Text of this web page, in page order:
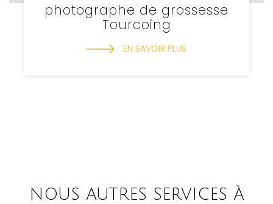
photographe de grossesse
Tourcoing
EN SAVOIR PLUS
NOUS AUTRES SERVICES À